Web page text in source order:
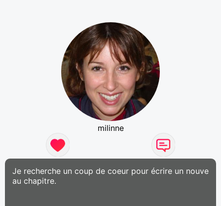
milinne
Je recherche un coup de coeur pour écrire un nouve
au chapitre.